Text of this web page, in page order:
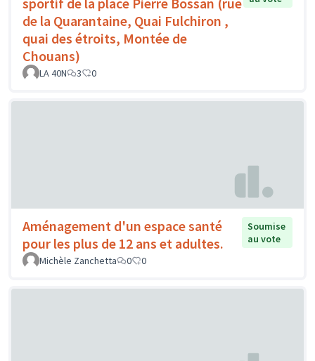
de la Quarantaine, Quai Fulchiron ,
quai des étroits, Montée de
Chouans)
LA 40N 3 0
Aménagement d'un espace santé
pour les plus de 12 ans et adultes.
Soumise
au vote
Michèle Zanchetta
0 0